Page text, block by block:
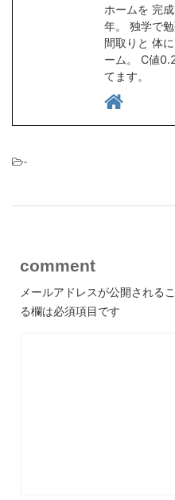
ホームを 完
年。 独学で
間取りと 体
ーム。 C値
てます。
-
comment
メールアドレスが公開される
る欄は必須項目です